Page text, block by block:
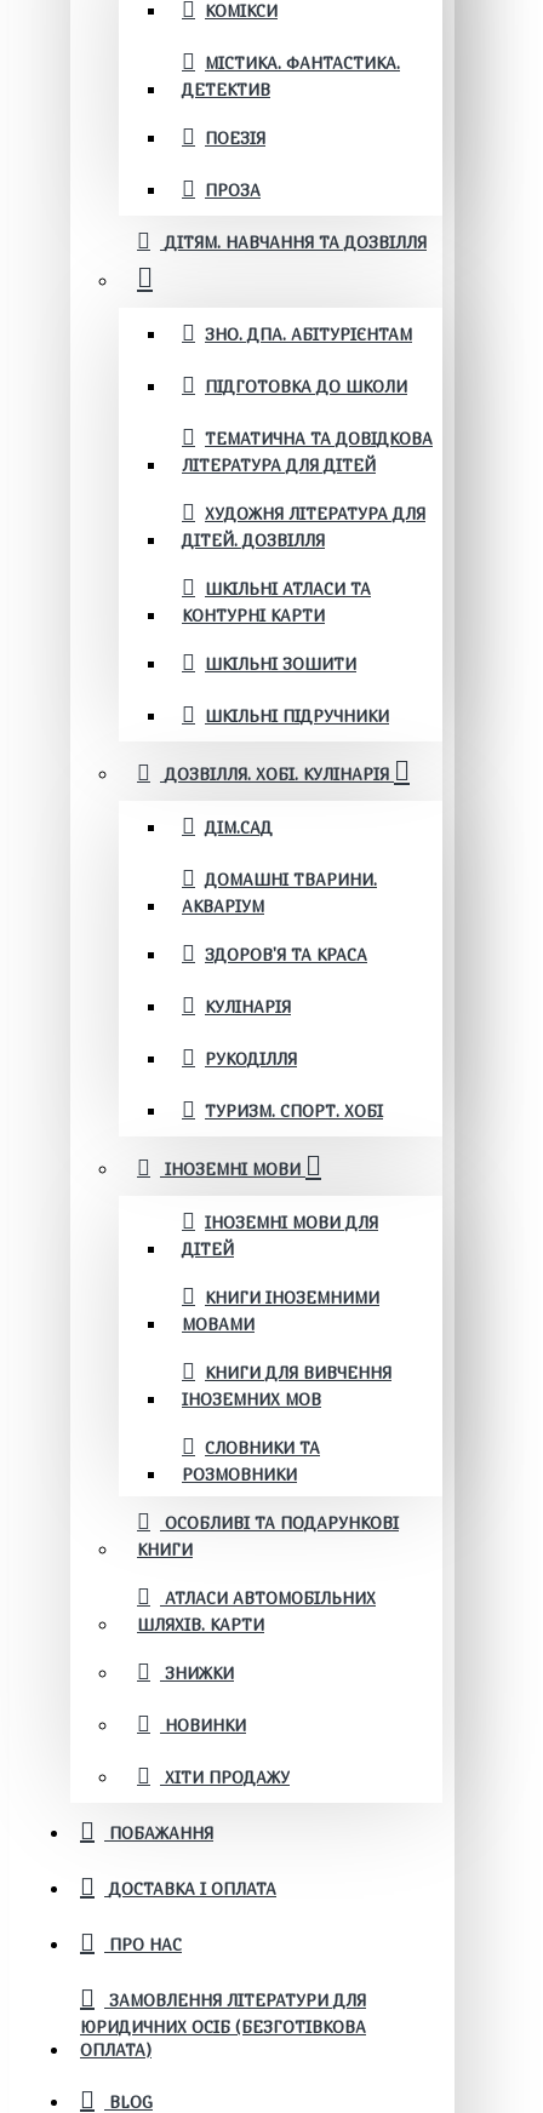
КОМІКСИ
МІСТИКА. ФАНТАСТИКА.
ДЕТЕКТИВ
ПОЕЗІЯ
ПРОЗА
ДІТЯМ. НАВЧАННЯ ТА ДОЗВІЛЛЯ
ЗНО. ДПА. АБІТУРІЄНТАМ
ПІДГОТОВКА ДО ШКОЛИ
ТЕМАТИЧНА ТА ДОВІДКОВА
ЛІТЕРАТУРА ДЛЯ ДІТЕЙ
ХУДОЖНЯ ЛІТЕРАТУРА ДЛЯ
ДІТЕЙ. ДОЗВІЛЛЯ
ШКІЛЬНІ АТЛАСИ ТА
КОНТУРНІ КАРТИ
ШКІЛЬНІ ЗОШИТИ
ШКІЛЬНІ ПІДРУЧНИКИ
ДОЗВІЛЛЯ. ХОБІ. КУЛІНАРІЯ
ДІМ.САД
ДОМАШНІ ТВАРИНИ.
АКВАРІУМ
ЗДОРОВ'Я ТА КРАСА
КУЛІНАРІЯ
РУКОДІЛЛЯ
ТУРИЗМ. СПОРТ. ХОБІ
ІНОЗЕМНІ МОВИ
ІНОЗЕМНІ МОВИ ДЛЯ
ДІТЕЙ
КНИГИ ІНОЗЕМНИМИ
МОВАМИ
КНИГИ ДЛЯ ВИВЧЕННЯ
ІНОЗЕМНИХ МОВ
СЛОВНИКИ ТА
РОЗМОВНИКИ
ОСОБЛИВІ ТА ПОДАРУНКОВІ
КНИГИ
АТЛАСИ АВТОМОБІЛЬНИХ
ШЛЯХІВ. КАРТИ
ЗНИЖКИ
НОВИНКИ
ХІТИ ПРОДАЖУ
ПОБАЖАННЯ
ДОСТАВКА І ОПЛАТА
ПРО НАС
ЗАМОВЛЕННЯ ЛІТЕРАТУРИ ДЛЯ
ЮРИДИЧНИХ ОСІБ (БЕЗГОТІВКОВА
ОПЛАТА)
BLOG